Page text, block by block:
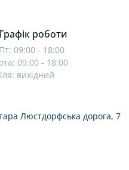
Графік роботи
09:00 - 18:00
09:00 - 18:00
вихідний
Люстдорфська дорога, 7